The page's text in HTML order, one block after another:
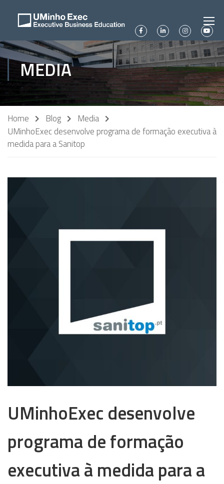
MEDIA
Home Blog
Media
UMinhoExec desenvolve programa de formação executiva à
medida para a Sanitop
UMinhoExec desenvolve
programa de formação
executiva à medida para a